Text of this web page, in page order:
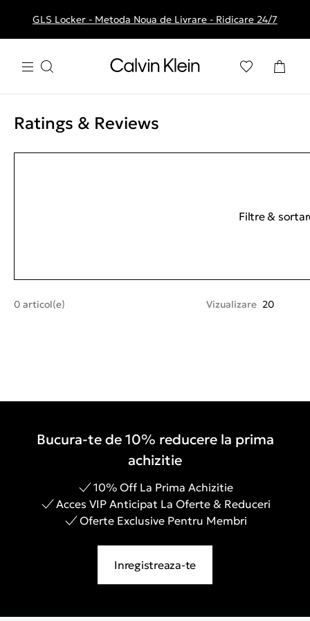
Livrare gratuita la comenzile de peste 250 RON
GLS Locker - Metoda Noua de Livrare - Ridicare 24/7
Ratings & Reviews
Filtre &
0 articol(e) Vizualizare 20
Bucura-te de 10% reducere la prima
achizitie
10% Off La Prima Achizitie
Acces VIP Anticipat La Oferte & Reduceri
Oferte Exclusive Pentru Membri
Inregistreaza-te